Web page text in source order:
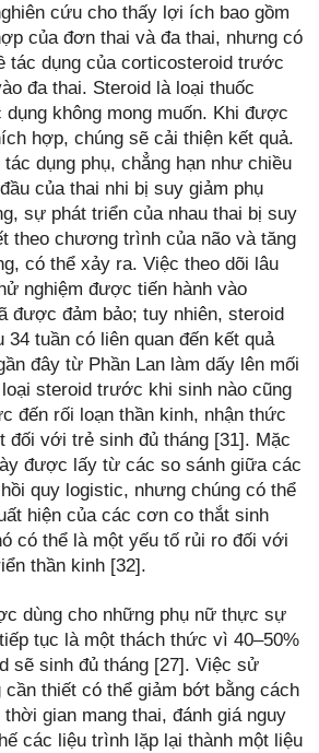
cứu cho thấy lợi ích bao gồm
của đơn thai và đa thai, nhưng có
tác dụng của corticosteroid trước
đa thai. Steroid là loại thuốc
không mong muốn. Khi được
hợp, chúng sẽ cải thiện kết quả.
dụng phụ, chẳng hạn như chiều
của thai nhi bị suy giảm phụ
sự phát triển của nhau thai bị suy
theo chương trình của não và tăng
có thể xảy ra. Việc theo dõi lâu
nghiệm được tiến hành vào
được đảm bảo; tuy nhiên, steroid
tuần có liên quan đến kết quả
đây từ Phần Lan làm dấy lên mối
steroid trước khi sinh nào cũng
đến rối loạn thần kinh, nhận thức
đối với trẻ sinh đủ tháng [31]. Mặc
được lấy từ các so sánh giữa các
quy logistic, nhưng chúng có thể
hiện của các cơn co thắt sinh
có thể là một yếu tố rủi ro đối với
thần kinh [32].
dùng cho những phụ nữ thực sự
tục là một thách thức vì 40–50%
sẽ sinh đủ tháng [27]. Việc sử
cần thiết có thể giảm bớt bằng cách
gian mang thai, đánh giá nguy
các liệu trình lặp lại thành một liệu